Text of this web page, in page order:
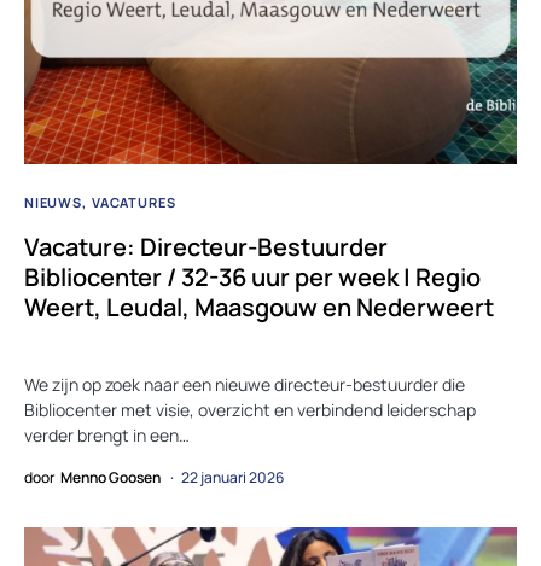
NIEUWS VACATURES
Vacature: Directeur-Bestuurder
Bibliocenter / 32-36 uur per week | Regio
Weert, Leudal, Maasgouw en Nederweert
We zijn op zoek naar een nieuwe directeur-bestuurder die
Bibliocenter met visie, overzicht en verbindend leiderschap
verder brengt in een…
door Menno Goosen 22 januari 2026